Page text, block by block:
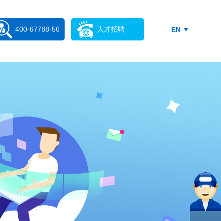
EN
400-67788-56 人才招聘